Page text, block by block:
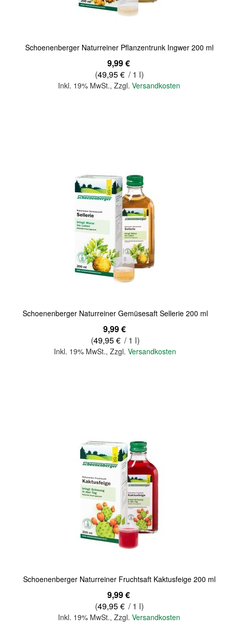
Schoenenberger Naturreiner Pflanzentrunk Ingwer 200 ml
9,99 €
(49,95 € / 1 l)
Inkl. 19% MwSt.,Zzgl.Versandkosten
Schoenenberger Naturreiner Gemüsesaft Sellerie 200 ml
9,99 €
(49,95 € / 1 l)
Inkl. 19% MwSt., Zzgl. Versandkosten
Schoenenberger Naturreiner Fruchtsaft Kaktusfeige 200 ml
9,99 €
(49,95 € / 1 l)
Inkl. 19% MwSt.,Zzgl.Versandkosten